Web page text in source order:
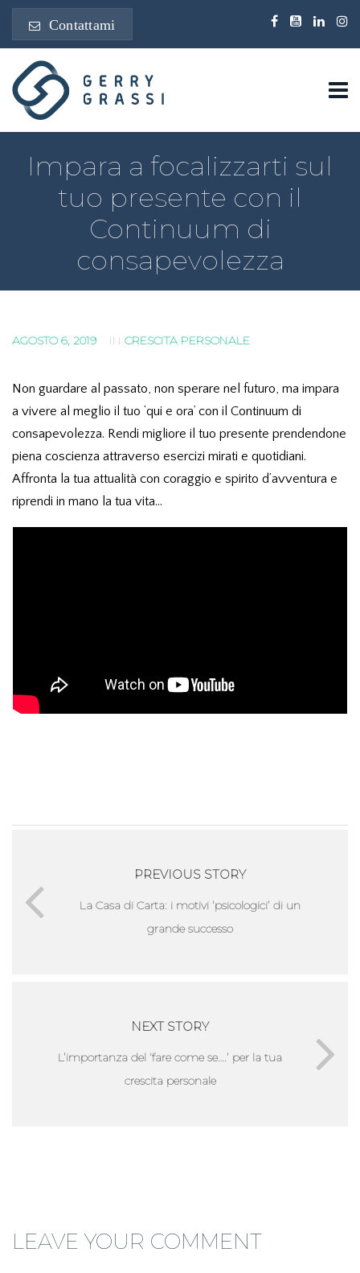
Contattami
Impara a focalizzarti sul
tuo presente con il
Continuum di
consapevolezza
AGOSTO 6, 2019 IN CRESCITA PERSONALE
Non guardare al passato, non sperare nel futuro, ma impara
a vivere al meglio il tuo ‘qui e ora’ con il Continuum di
consapevolezza. Rendi migliore il tuo presente prendendone
piena coscienza attraverso esercizi mirati e quotidiani.
Affronta la tua attualità con coraggio e spirito d’avventura e
riprendi in mano la tua vita…
PREVIOUS STORY
La Casa di Carta: i motivi ‘psicologici’ di un
grande successo
NEXT STORY
L’importanza del ‘fare come se….’ per la tua
crescita personale
LEAVE YOUR COMMENT